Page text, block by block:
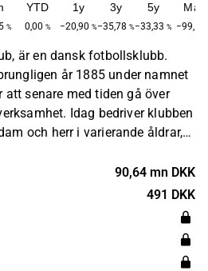
%
YTD
0,00 %
1y
−20,90 %
3y
−35,78 %
5y
−33,33 %
Max
−99,14
är en dansk fotbollsklubb.
år 1885 under namnet
att senare med tiden gå över
Idag bedriver klubben
och herr i varierande åldrar,
sina hemmamatcher på
90,64 mn DKK
491 DKK